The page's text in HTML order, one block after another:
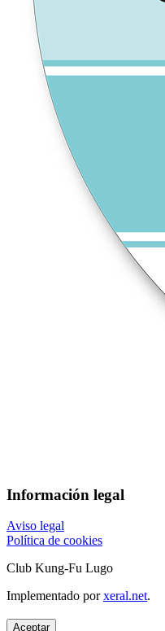
Información legal
Aviso legal
Política de cookies
Club Kung-Fu Lugo
Implementado porxeral.net.
Aceptar